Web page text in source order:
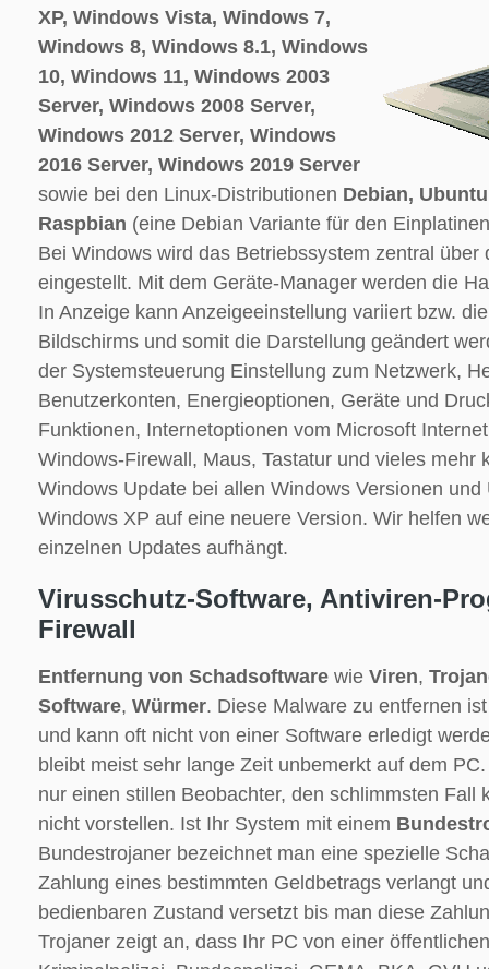
XP, Windows Vista, Windows 7,
Windows 8, Windows 8.1, Windows
10, Windows 11, Windows 2003
Server, Windows 2008 Server,
Windows 2012 Server, Windows
2016 Server, Windows 2019 Server
sowie bei den Linux-Distributionen Debian,
Raspbian (eine Debian Variante für den
Bei Windows wird das Betriebssystem zentral über
eingestellt. Mit dem Geräte-Manager werden die
In Anzeige kann Anzeigeeinstellung variiert bzw.
Bildschirms und somit die Darstellung geändert
der Systemsteuerung Einstellung zum Netzwerk,
Benutzerkonten, Energieoptionen, Geräte und
Funktionen, Internetoptionen vom Microsoft
Windows-Firewall, Maus, Tastatur und vieles mehr
Windows Update bei allen Windows Versionen und
Windows XP auf eine neuere Version. Wir helfen
einzelnen Updates aufhängt.
Virusschutz-Software, Antiviren-
Firewall
Entfernung von Schadsoftware wie Viren,
Software, Würmer. Diese Malware zu entfernen
und kann oft nicht von einer Software erledigt
bleibt meist sehr lange Zeit unbemerkt auf dem
nur einen stillen Beobachter, den schlimmsten Fall
nicht vorstellen. Ist Ihr System mit einem
Bundestrojaner bezeichnet man eine spezielle
Zahlung eines bestimmten Geldbetrags verlangt
bedienbaren Zustand versetzt bis man diese
Trojaner zeigt an, dass Ihr PC von einer